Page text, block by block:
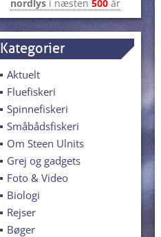
nordlys i næsten 500 år
Kategorier
Aktuelt
Fluefiskeri
Spinnefiskeri
Småbådsfiskeri
Om Steen Ulnits
Grej og gadgets
Foto & Video
Biologi
Rejser
Bøger